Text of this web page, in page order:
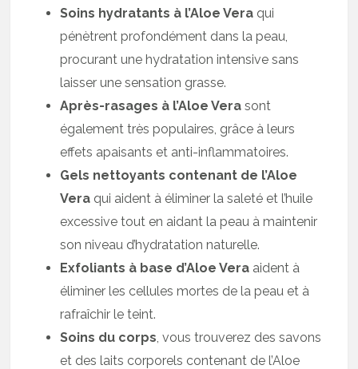
Soins hydratants à l’Aloe Vera qui
pénètrent profondément dans la peau,
procurant une hydratation intensive sans
laisser une sensation grasse.
Après-rasages à l’Aloe Vera sont
également très populaires, grâce à leurs
effets apaisants et anti-inflammatoires.
Gels nettoyants contenant de l’Aloe
Vera qui aident à éliminer la saleté et l’huile
excessive tout en aidant la peau à maintenir
son niveau d’hydratation naturelle.
Exfoliants à base d’Aloe Vera aident à
éliminer les cellules mortes de la peau et à
rafraîchir le teint.
Soins du corps, vous trouverez des savons
et des laits corporels contenant de l’Aloe